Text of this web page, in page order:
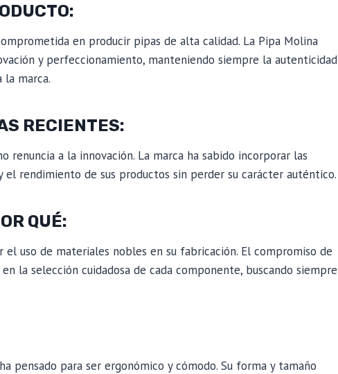
en producir pipas de alta calidad. La Pipa Molina
y perfeccionamiento, manteniendo siempre la autenticidad
marca.
RECIENTES:
renuncia a la innovación. La marca ha sabido incorporar las
rendimiento de sus productos sin perder su carácter auténtico.
QUÉ:
uso de materiales nobles en su fabricación. El compromiso de
la selección cuidadosa de cada componente, buscando siempre
pensado para ser ergonómico y cómodo. Su forma y tamaño